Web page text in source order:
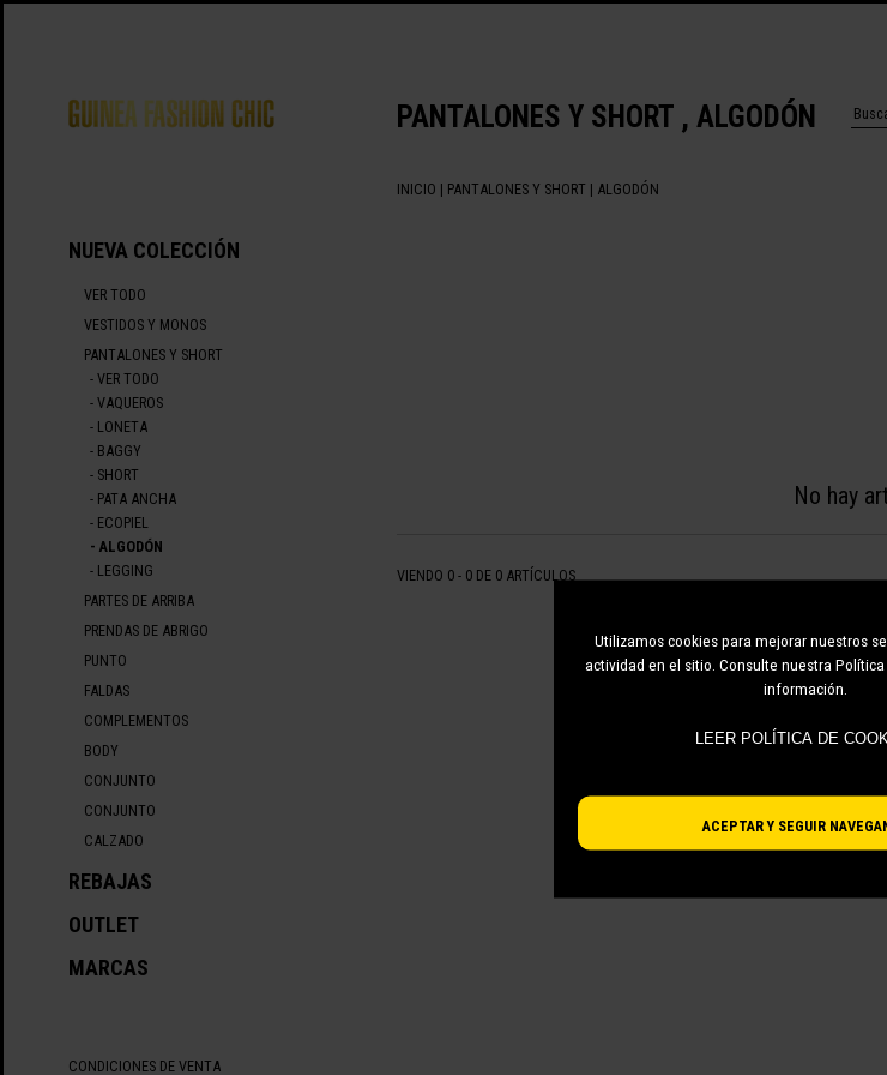
Utilizamos cookies para mejorar nuestros
actividad en el sitio. Consulte nuestra
información.
ACEPTAR Y SEGUIR
PANTALONES Y SHORT , ALGODÓN
INICIO | PANTALONES Y SHORT | ALGODÓN
NUEVA COLECCIÓN
VER TODO
VESTIDOS Y MONOS
PANTALONES Y SHORT
- VER TODO
- VAQUEROS
- LONETA
- BAGGY
- SHORT
- PATA ANCHA
- ECOPIEL
- ALGODÓN
- LEGGING
PARTES DE ARRIBA
PRENDAS DE ABRIGO
PUNTO
FALDAS
COMPLEMENTOS
BODY
CONJUNTO
CONJUNTO
CALZADO
REBAJAS
OUTLET
MARCAS
CONDICIONES DE VENTA
No hay
VIENDO 0 - 0 DE 0 ARTÍCULOS
LEER POLÍTICA DE